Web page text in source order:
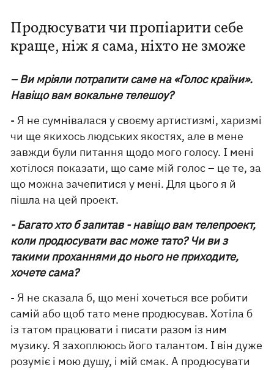
Продюсувати чи пропіарити себе
краще, ніж я сама, ніхто не зможе
– Ви мріяли потрапити саме на «Голос країни».
Навіщо вам вокальне телешоу?
- Я не сумнівалася у своєму артистизмі, харизмі
чи ще якихось людських якостях, але в мене
завжди були питання щодо мого голосу. І мені
хотілося показати, що саме мій голос – це те, за
що можна зачепитися у мені. Для цього я й
пішла на цей проект.
- Багато хто б запитав - навіщо вам телепроект,
коли продюсувати вас може тато? Чи ви з
такими проханнями до нього не приходите,
хочете сама?
- Я не сказала б, що мені хочеться все робити
самій або щоб тато мене продюсував. Хотіла б
із татом працювати і писати разом із ним
музику. Я захоплююсь його талантом. І він дуже
розуміє і мою душу, і мій смак. А продюсувати